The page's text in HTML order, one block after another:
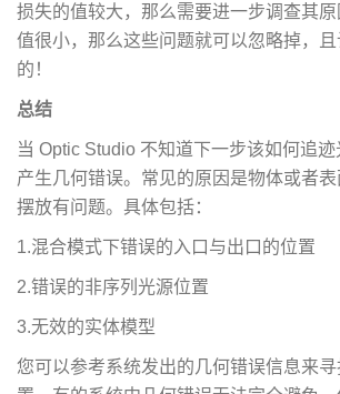
损失的值较大，那么需要进一步调查其
值很小，那么这些问题就可以忽略掉，
的！
总结
当 Optic Studio 不知道下一步该如何追
产生几何错误。常见的原因是物体或者
摆放有问题。具体包括：
1.混合模式下错误的入口与出口的位置
2.错误的非序列光源位置
3.无效的实体模型
您可以参考系统发出的几何错误信息来